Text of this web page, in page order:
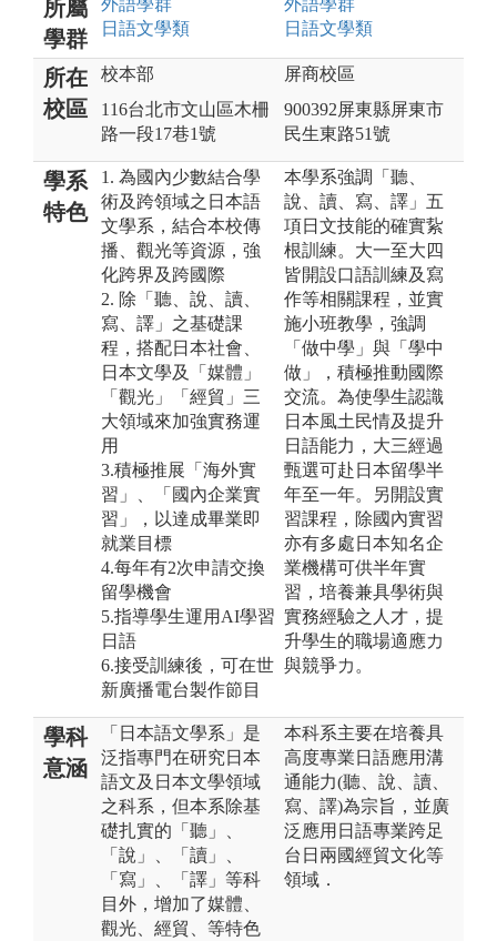
所屬
學群
日語文學類
日語文學類
所在
校區
校本部
116台北市文山區木柵
路一段17巷1號
屏商校區
900392屏東縣屏東市
民生東路51號
學系
特色
1. 為國內少數結合學
術及跨領域之日本語
文學系，結合本校傳
播、觀光等資源，強
化跨界及跨國際
2. 除「聽、說、讀、
寫、譯」之基礎課
程，搭配日本社會、
日本文學及「媒體」
「觀光」「經貿」三
大領域來加強實務運
用
3.積極推展「海外實
習」、「國內企業實
習」，以達成畢業即
就業目標
4.每年有2次申請交換
留學機會
5.指導學生運用AI學習
日語
6.接受訓練後，可在世
新廣播電台製作節目
本學系強調「聽、
說、讀、寫、譯」五
項日文技能的確實紥
根訓練。大一至大四
皆開設口語訓練及寫
作等相關課程，並實
施小班教學，強調
「做中學」與「學中
做」，積極推動國際
交流。為使學生認識
日本風土民情及提升
日語能力，大三經過
甄選可赴日本留學半
年至一年。另開設實
習課程，除國內實習
亦有多處日本知名企
業機構可供半年實
習，培養兼具學術與
實務經驗之人才，提
升學生的職場適應力
與競爭力。
學科
意涵
「日本語文學系」是
泛指專門在研究日本
語文及日本文學領域
之科系，但本系除基
礎扎實的「聽」、
「說」、「讀」、
「寫」、「譯」等科
目外，增加了媒體、
觀光、經貿、等特色
本科系主要在培養具
高度專業日語應用溝
通能力(聽、說、讀、
寫、譯)為宗旨，並廣
泛應用日語專業跨足
台日兩國經貿文化等
領域．